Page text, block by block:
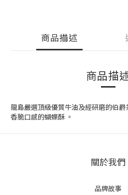
商品描述
商品描
龍島嚴選頂級優質牛油及經研磨的伯
香脆口感的蝴蝶酥 。
關於我們
品牌故事